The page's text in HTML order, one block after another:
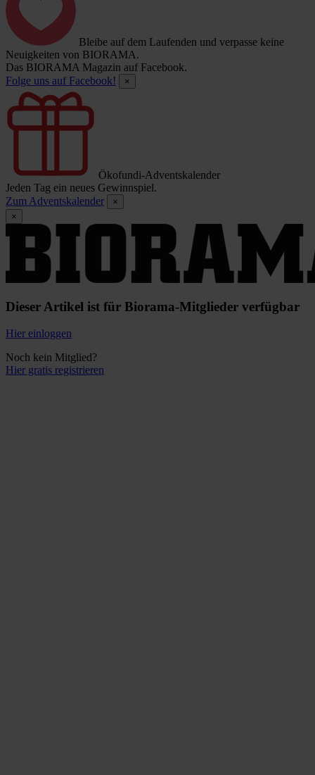
Bleibe auf dem Laufenden und verpasse keine
Neuigkeiten von BIORAMA.
Das BIORAMA Magazin auf Facebook.
Folge uns auf Facebook!
×
Ökofundi-Adventskalender
Jeden Tag ein neues Gewinnspiel.
Zum Adventskalender
×
×
Dieser Artikel ist für Biorama-Mitglieder verfügbar
Hier einloggen
Noch kein Mitglied?
Hier gratis registrieren